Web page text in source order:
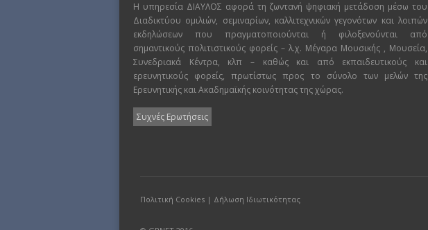
Η υπηρεσία ΔΙΑΥΛΟΣ αφορά τη ζωντανή ψηφιακή μετάδοση μέσω του
Διαδικτύου ομιλιών, σεμιναρίων, καλλιτεχνικών γεγονότων και λοιπών
εκδηλώσεων που πραγματοποιούνται ή φιλοξενούνται από
σημαντικούς πολιτιστικούς φορείς – λ.χ. Μέγαρα Μουσικής , Μουσεία,
Συνεδριακά Κέντρα, κλπ – καθώς και από εκπαιδευτικούς και
ερευνητικούς φορείς, πρωτίστως προς το σύνολο των μελών της
Ερευνητικής και Ακαδημαϊκής κοινότητας της χώρας.
Συχνές Ερωτήσεις
Πολιτική Cookies | Δήλωση Ιδιωτικότητας